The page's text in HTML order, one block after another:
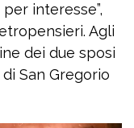
interesse”,
Agli
dei due sposi
San Gregorio